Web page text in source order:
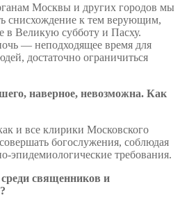
Москвы и других городов мы
снисхождение к тем верующим,
в Великую субботу и Пасху.
— неподходящее время для
достаточно ограничиться
наверное, невозможна. Как
и все клирики Московского
богослужения, соблюдая
эпидемиологические требования.
священников и